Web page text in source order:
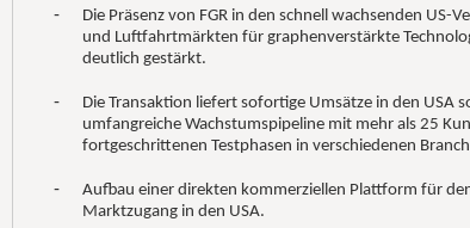
-
Die Präsenz von FGR in den schnell wachsenden US-
und Luftfahrtmärkten für graphenverstärkte
deutlich gestärkt.
-
Die Transaktion liefert sofortige Umsätze in den USA
umfangreiche Wachstumspipeline mit mehr als 25
fortgeschrittenen Testphasen in verschiedenen
-
Aufbau einer direkten kommerziellen Plattform für
Marktzugang in den USA.